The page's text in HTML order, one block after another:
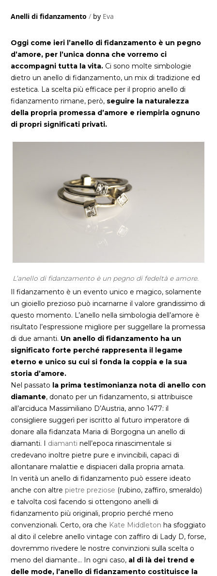
Anelli di fidanzamento by Eva
Oggi come ieri l’anello di fidanzamento è un pegno
d’amore, per l’unica donna che vorremo ci
accompagni tutta la vita. Ci sono molte simbologie
dietro un anello di fidanzamento, un mix di tradizione ed
estetica. La scelta più efficace per il proprio anello di
fidanzamento rimane, però, seguire la naturalezza
della propria promessa d’amore e riempirla ognuno
di propri significati privati.
L’anello di fidanzamento è un pegno di fedeltà e amore.
Il fidanzamento è un evento unico e magico, solamente
un gioiello prezioso può incarnarne il valore grandissimo di
questo momento. L’anello nella simbologia dell’amore è
risultato l’espressione migliore per suggellare la promessa
di due amanti. Un anello di fidanzamento ha un
significato forte perché rappresenta il legame
eterno e unico su cui si fonda la coppia e la sua
storia d’amore.
Nel passato la prima testimonianza nota di anello con
diamante, donato per un fidanzamento, si attribuisce
all’arciduca Massimiliano D’Austria, anno 1477: il
consigliere suggerì per iscritto al futuro imperatore di
donare alla fidanzata Maria di Borgogna un anello di
diamanti. I diamanti nell’epoca rinascimentale si
credevano inoltre pietre pure e invincibili, capaci di
allontanare malattie e dispiaceri dalla propria amata.
In verità un anello di fidanzamento può essere ideato
anche con altre pietre preziose (rubino, zaffiro, smeraldo)
e talvolta così facendo si ottengono anelli di
fidanzamento più originali, proprio perché meno
convenzionali. Certo, ora che Kate Middleton ha sfoggiato
al dito il celebre anello vintage con zaffiro di Lady D, forse,
dovremmo rivedere le nostre convinzioni sulla scelta o
meno del diamante… In ogni caso, al di là dei trend e
delle mode, l’anello di fidanzamento costituisce la